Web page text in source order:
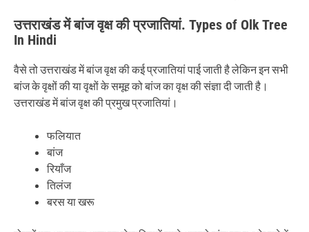
उत्तराखंड में बांज वृक्ष की प्रजातियां. Types of Olk Tree
In Hindi
वैसे तो उत्तराखंड में बांज वृक्ष की कई प्रजातियां पाई जाती है लेकिन इन सभी
बांज के वृक्षों की या वृक्षों के समूह को बांज का वृक्ष की संज्ञा दी जाती है।
उत्तराखंड में बांज वृक्ष की प्रमुख प्रजातियां।
फलियात
बांज
रियाँज
तिलंज
बरस या खरू